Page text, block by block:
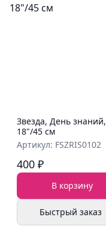
Звезда, День знаний,
18"/45 см
Артикул: FSZRIS0102
400 ₽
В корзину
Быстрый заказ